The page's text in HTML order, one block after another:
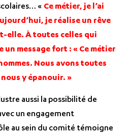
« Ce métier, je l’ai
je réalise un rêve
elle. À toutes celles qui
message fort : « Ce métier
Nous avons toutes
y épanouir. »
aussi la possibilité de
un engagement
au sein du comité témoigne